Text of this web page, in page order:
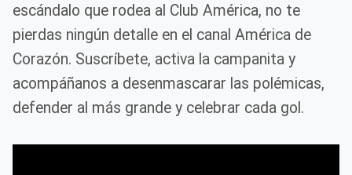
escándalo que rodea al Club América, no te
pierdas ningún detalle en el canal América de
Corazón. Suscríbete, activa la campanita y
acompáñanos a desenmascarar las polémicas,
defender al más grande y celebrar cada gol.